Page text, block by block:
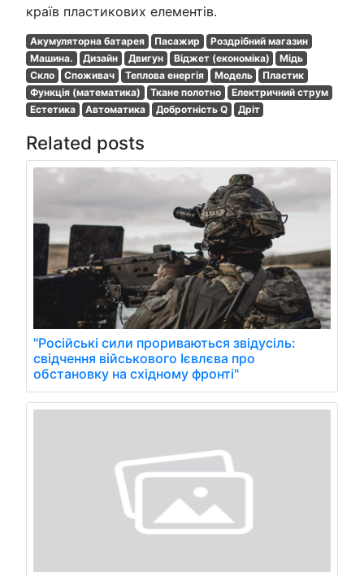
країв пластикових елементів.
Акумуляторна батарея Пасажир
Роздрібний магазин
Машина.
Дизайн Двигун Віджет (економіка)
Мідь
Скло
Споживач Теплова енергія Модель
Пластик
Функція (математика)
Ткане полотно
Електричний струм
Естетика
Автоматика Добротність Q Дріт
Related posts
"Російські сили прориваються звідусіль:
свідчення військового Ієвлєва про
обстановку на східному фронті"